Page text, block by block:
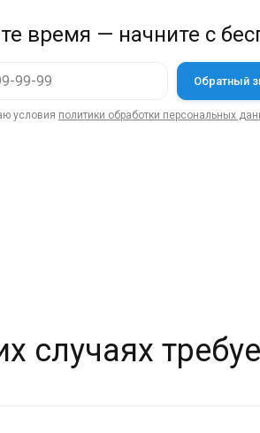
время — начните с
условия политики обработки персональных
случаях